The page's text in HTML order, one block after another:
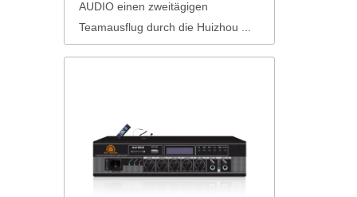
AUDIO einen zweitägigen
Teamausflug durch die Huizhou ...